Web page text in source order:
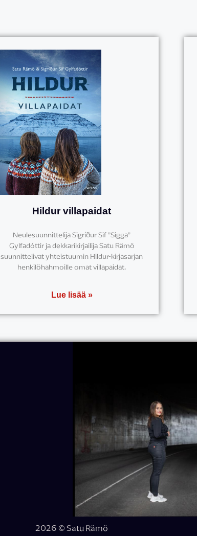
Hildur villapaidat
Neulesuunnittelija Sigríður Sif ”Sigga”
Gylfadóttir ja dekkarikirjailija Satu Rämö
suunnittelivat yhteistuumin Hildur-kirjasarjan
henkilöhahmoille omat villapaidat.
Lue lisää »
2026 © Satu Rämö